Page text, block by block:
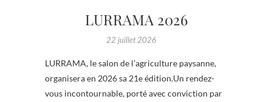
LURRAMA 2026
22 juillet 2026
LURRAMA, le salon de l’agriculture paysanne,
organisera en 2026 sa 21e édition.Un rendez-
vous incontournable, porté avec conviction par